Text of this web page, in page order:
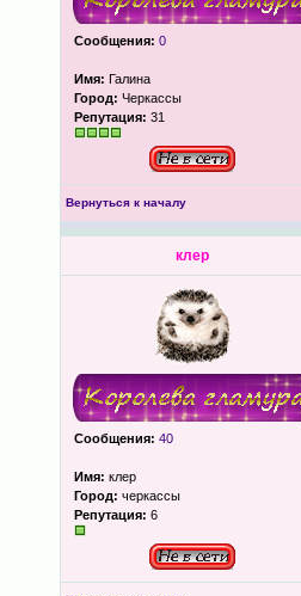
Сообщения: 0
Имя: Галина
Город: Черкассы
Репутация: 31
Вернуться к началу
клер
Сообщения: 40
Имя: клер
Город: черкассы
Репутация: 6